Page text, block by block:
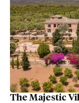
The Majestic